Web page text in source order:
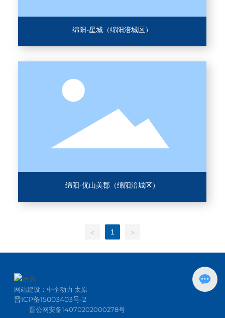
绵阳-星城（绵阳涪城区）
绵阳-优山美郡（绵阳涪城区）
< 1 >
网站建设： 中企动力 太原
晋ICP备15003403号-2
晋公网安备14070202000278号